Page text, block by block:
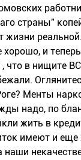
страны"
жизни
хорошо, и
, что в нищите
Менты
надо, по
жить в
имеют и
наши